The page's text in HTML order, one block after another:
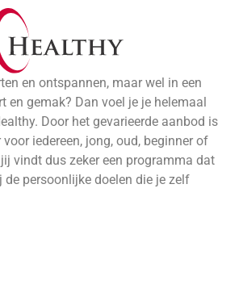
en ontspannen, maar wel in een
en gemak? Dan voel je je helemaal
Door het gevarieerde aanbod is
iedereen, jong, oud, beginner of
vindt dus zeker een programma dat
persoonlijke doelen die je zelf